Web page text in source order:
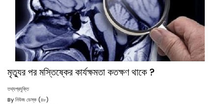
মৃত্যুর পর মস্তিষ্কের কার্যক্ষমতা কতক্ষণ থাকে ?
তথ্যপ্রযুক্তি
By নিউজ ডেস্ক (৪৮)